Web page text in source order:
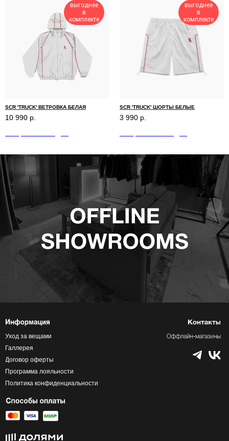
выгоднее
в
комплекте
SCR 'TRUCK' ВЕТРОВКА БЕЛАЯ
10 990 р.
выгоднее
в
комплекте
SCR 'TRUCK' ШОРТЫ БЕЛЫЕ
3 990 р.
Программа лояльности
Политика конфиденциальности
Договор оферты
Галлерея
Уход за вещами